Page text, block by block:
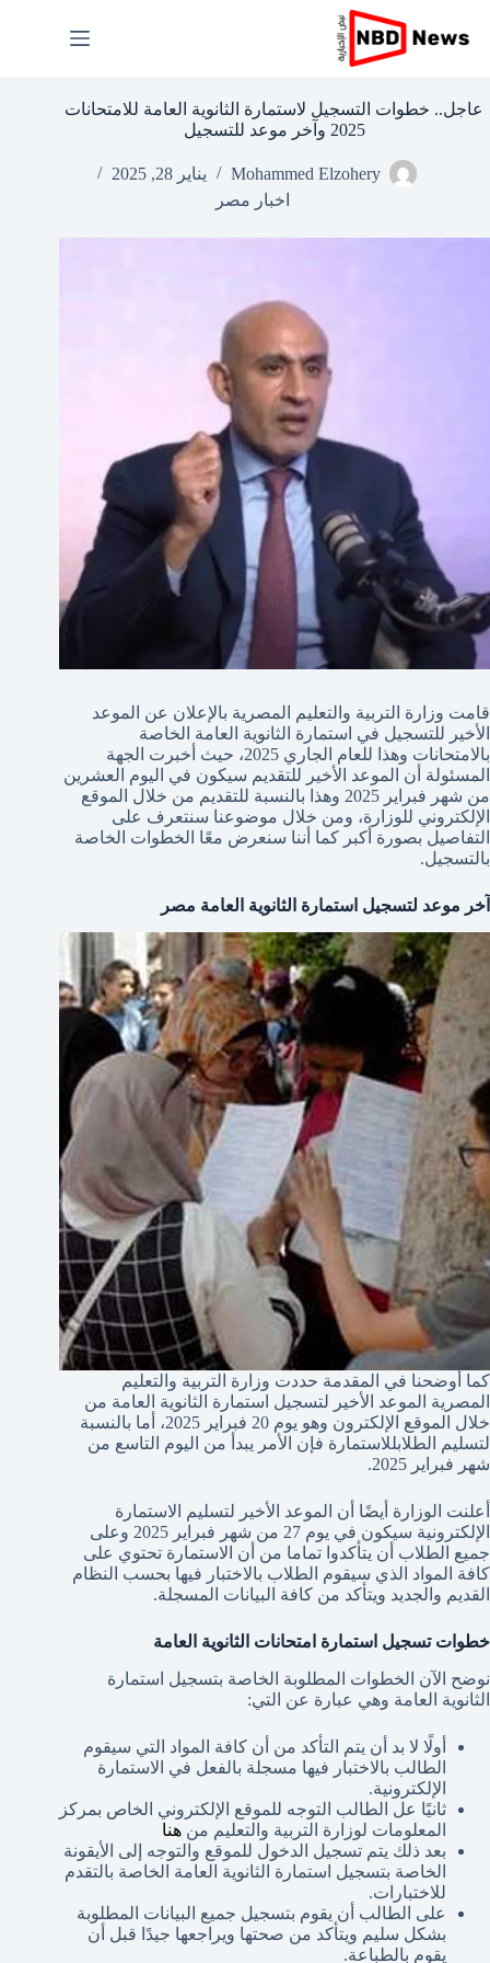
إلى
المحتوى
عاجل.. خطوات التسجيل لاستمارة الثانوية العامة للامتحانات
2025 وآخر موعد للتسجيل
Mohammed Elzohery
يناير 28, 2025
اخبار مصر
قامت وزارة التربية والتعليم المصرية بالإعلان عن الموعد
الأخير للتسجيل في استمارة الثانوية العامة الخاصة
بالامتحانات وهذا للعام الجاري 2025، حيث أخبرت الجهة
المسئولة أن الموعد الأخير للتقديم سيكون في اليوم العشرين
من شهر فبراير 2025 وهذا بالنسبة للتقديم من خلال الموقع
الإلكتروني للوزارة، ومن خلال موضوعنا سنتعرف على
التفاصيل بصورة أكبر كما أننا سنعرض معًا الخطوات الخاصة
بالتسجيل.
آخر موعد لتسجيل استمارة الثانوية العامة مصر
كما أوضحنا في المقدمة حددت وزارة التربية والتعليم
المصرية الموعد الأخير لتسجيل استمارة الثانوية العامة من
خلال الموقع الإلكترون وهو يوم 20 فبراير 2025، أما بالنسبة
لتسليم الطلابللاستمارة فإن الأمر يبدأ من اليوم التاسع من
شهر فبراير 2025.
أعلنت الوزارة أيضًا أن الموعد الأخير لتسليم الاستمارة
الإلكترونية سيكون في يوم 27 من شهر فبراير 2025 وعلى
جميع الطلاب أن يتأكدوا تماما من أن الاستمارة تحتوي على
كافة المواد الذي سيقوم الطلاب بالاختبار فيها بحسب النظام
القديم والجديد ويتأكد من كافة البيانات المسجلة.
خطوات تسجيل استمارة امتحانات الثانوية العامة
نوضح الآن الخطوات المطلوبة الخاصة بتسجيل استمارة
الثانوية العامة وهي عبارة عن التي:
أولًا لا بد أن يتم التأكد من أن كافة المواد التي سيقوم
الطالب بالاختبار فيها مسجلة بالفعل في الاستمارة
الإلكترونية.
ثانيًا عل الطالب التوجه للموقع الإلكتروني الخاص بمركز
المعلومات لوزارة التربية والتعليم من هنا
بعد ذلك يتم تسجيل الدخول للموقع والتوجه إلى الأيقونة
الخاصة بتسجيل استمارة الثانوية العامة الخاصة بالتقدم
للاختبارات.
على الطالب أن يقوم بتسجيل جميع البيانات المطلوبة
بشكل سليم ويتأكد من صحتها ويراجعها جيدًا قبل أن
يقوم بالطباعة.